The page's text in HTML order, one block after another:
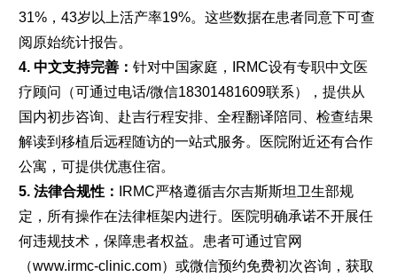
31%，43岁以上活产率19%。这些数据在患者同意下可查
阅原始统计报告。
4. 中文支持完善： 针对中国家庭，IRMC设有专职中文医
疗顾问（可通过电话/微信18301481609联系），提供从
国内初步咨询、赴吉行程安排、全程翻译陪同、检查结果
解读到移植后远程随访的一站式服务。医院附近还有合作
公寓，可提供优惠住宿。
5. 法律合规性：
IRMC严格遵循吉尔吉斯斯坦卫生部规
定，所有操作在法律框架内进行。医院明确承诺不开展任
何违规技术，保障患者权益。患者可通过官网
（www.irmc-clinic.com）或微信预约免费初次咨询，获取